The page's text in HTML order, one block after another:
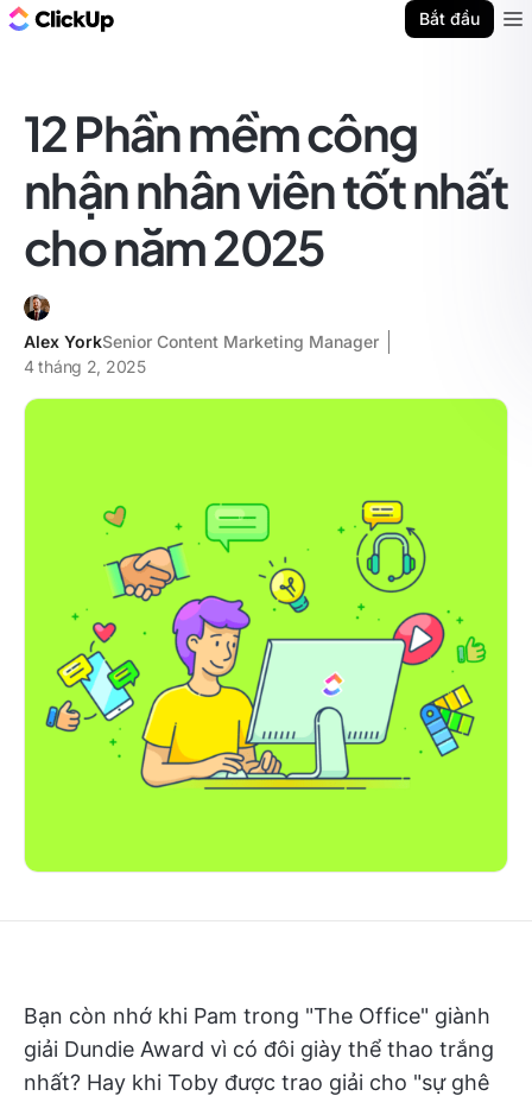
Bắt đầu
12 Phần mềm công
nhận nhân viên tốt nhất
cho năm 2025
Alex YorkSenior Content Marketing Manager
4 tháng 2, 2025
Bạn còn nhớ khi Pam trong "The Office" giành
giải Dundie Award vì có đôi giày thể thao trắng
nhất? Hay khi Toby được trao giải cho "sự ghê